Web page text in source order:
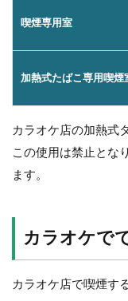
喫煙専用室
加熱式たばこ専用喫煙
カラオケ店の加熱式
この使用は禁止とな
ます。
カラオケで
カラオケ店で喫煙す